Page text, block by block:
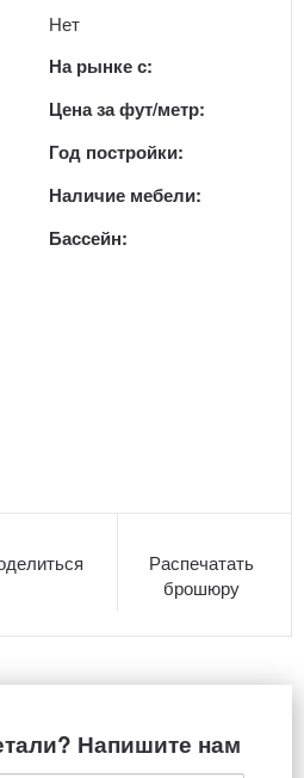
Нет
На рынке с:
Цена за фут/метр:
Год постройки:
Наличие мебели:
Бассейн:
Распечатать
брошюру
Напишите нам